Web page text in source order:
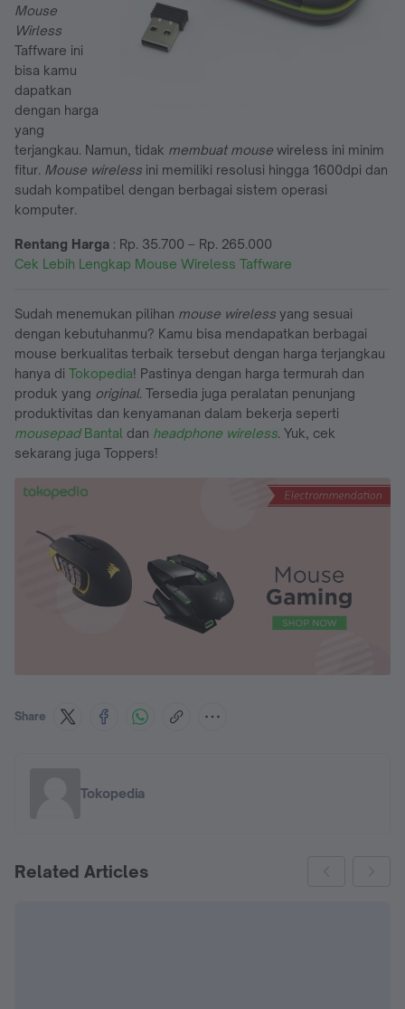
Mouse
Wirless
Taffware ini
bisa kamu
dapatkan
dengan harga
yang
terjangkau. Namun, tidak membuat mouse wireless ini minim
fitur. Mouse wireless ini memiliki resolusi hingga 1600dpi dan
sudah kompatibel dengan berbagai sistem operasi
komputer.
Rentang Harga : Rp. 35.700 – Rp. 265.000
Cek Lebih Lengkap Mouse Wireless Taffware
Sudah menemukan pilihan mouse wireless yang sesuai
dengan kebutuhanmu? Kamu bisa mendapatkan berbagai
mouse berkualitas terbaik tersebut dengan harga terjangkau
hanya di Tokopedia! Pastinya dengan harga termurah dan
produk yang original. Tersedia juga peralatan penunjang
produktivitas dan kenyamanan dalam bekerja seperti
mousepadBantal dan headphone wireless. Yuk, cek
sekarang juga Toppers!
Share
Tokopedia
Related Articles